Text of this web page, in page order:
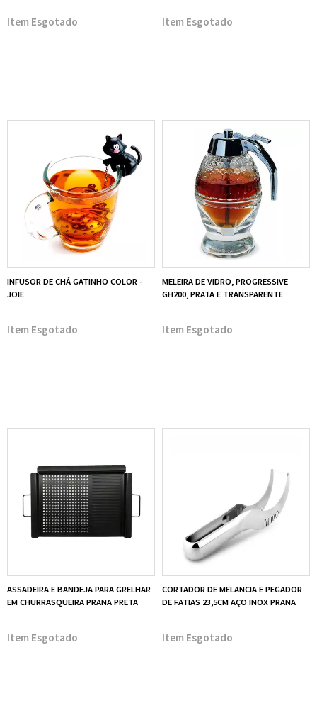
Esgotado Esgotado
INFUSOR DE CHÁ GATINHO COLOR -
JOIE
Esgotado
MELEIRA DE VIDRO, PROGRESSIVE
GH200, PRATA E TRANSPARENTE
Esgotado
ASSADEIRA E BANDEJA PARA GRELHAR
EM CHURRASQUEIRA PRANA PRETA
Esgotado
CORTADOR DE MELANCIA E PEGADOR
DE FATIAS 23,5CM AÇO INOX PRANA
Esgotado